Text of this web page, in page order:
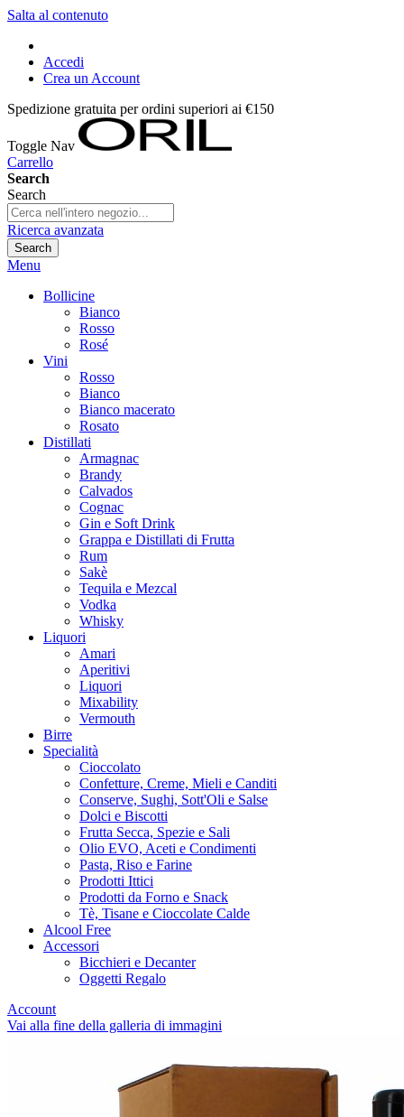
Salta al contenuto
Accedi
Crea un Account
Spedizione gratuita per ordini superiori ai €150
Toggle Nav
Carrello
Search
Search
Ricerca avanzata
Search
Menu
Bollicine
Bianco
Rosso
Rosé
Vini
Rosso
Bianco
Bianco macerato
Rosato
Distillati
Armagnac
Brandy
Calvados
Cognac
Gin e Soft Drink
Grappa e Distillati di Frutta
Rum
Sakè
Tequila e Mezcal
Vodka
Whisky
Liquori
Amari
Aperitivi
Liquori
Mixability
Vermouth
Birre
Specialità
Cioccolato
Confetture, Creme, Mieli e Canditi
Conserve, Sughi, Sott'Oli e Salse
Dolci e Biscotti
Frutta Secca, Spezie e Sali
Olio EVO, Aceti e Condimenti
Pasta, Riso e Farine
Prodotti Ittici
Prodotti da Forno e Snack
Tè, Tisane e Cioccolate Calde
Alcool Free
Accessori
Bicchieri e Decanter
Oggetti Regalo
Account
Vai alla fine della galleria di immagini